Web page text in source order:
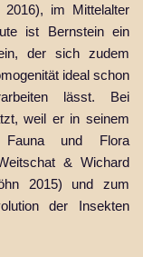
2016), im Mittelalter
ist Bernstein ein
der sich zudem
ideal schon
lässt. Bei
weil er in seinem
Fauna und Flora
& Wichard
2015) und zum
der Insekten